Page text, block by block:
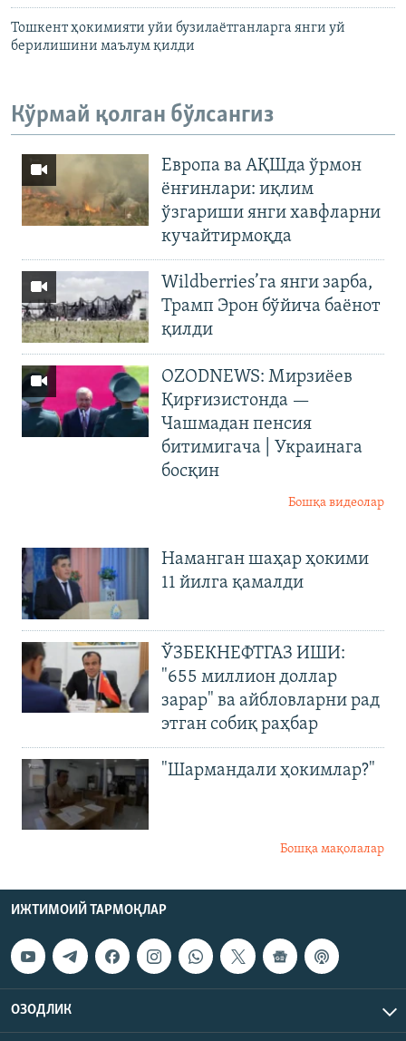
Тошкент ҳокимияти уйи бузилаётганларга янги уй
берилишини маълум қилди
Кўрмай қолган бўлсангиз
Европа ва АҚШда ўрмон
ёнғинлари: иқлим
ўзгариши янги хавфларни
кучайтирмоқда
Wildberries’га янги зарба,
Трамп Эрон бўйича баёнот
қилди
OZODNEWS: Мирзиёев
Қирғизистонда —
Чашмадан пенсия
битимигача | Украинага
босқин
Бошқа видеолар
Наманган шаҳар ҳокими
11 йилга қамалди
ЎЗБЕКНЕФТГАЗ ИШИ:
"655 миллион доллар
зарар" ва айбловларни рад
этган собиқ раҳбар
"Шармандали ҳокимлар?"
Бошқа мақолалар
ИЖТИМОИЙ ТАРМОҚЛАР
ОЗОДЛИК